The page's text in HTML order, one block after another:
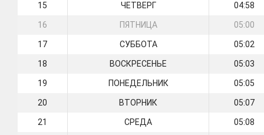
15 ЧЕТВЕРГ 04:58
16 ПЯТНИЦА 05:00
17 СУББОТА 05:02
18 ВОСКРЕСЕНЬЕ 05:03
19 ПОНЕДЕЛЬНИК 05:05
20 ВТОРНИК 05:07
21 СРЕДА 05:08